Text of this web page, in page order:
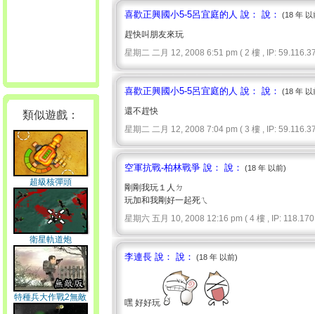
類似遊戲：
超級核彈頭
衛星軌道炮
特種兵大作戰2無敵
版
喜歡正興國小5-5呂宜庭的人 說： 說： (18 年 以
趕快叫朋友來玩
星期二 二月 12, 2008 6:51 pm ( 2 樓 , IP:
喜歡正興國小5-5呂宜庭的人 說： 說： (18 年 以
還不趕快
星期二 二月 12, 2008 7:04 pm ( 3 樓 , IP:
空軍抗戰-柏林戰爭 說： 說： (18 年 以前)
剛剛我玩１人ㄉ
玩加和我剛好一起死ㄟ
星期六 五月 10, 2008 12:16 pm ( 4 樓 , IP:
李連長 說： 說： (18 年 以前)
嘿 好好玩